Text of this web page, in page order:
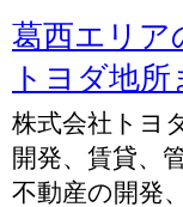
葛西エリア
トヨダ地所
株式会社トヨ
開発、賃貸、
不動産の開発